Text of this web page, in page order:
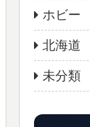
ホビー
北海道
未分類